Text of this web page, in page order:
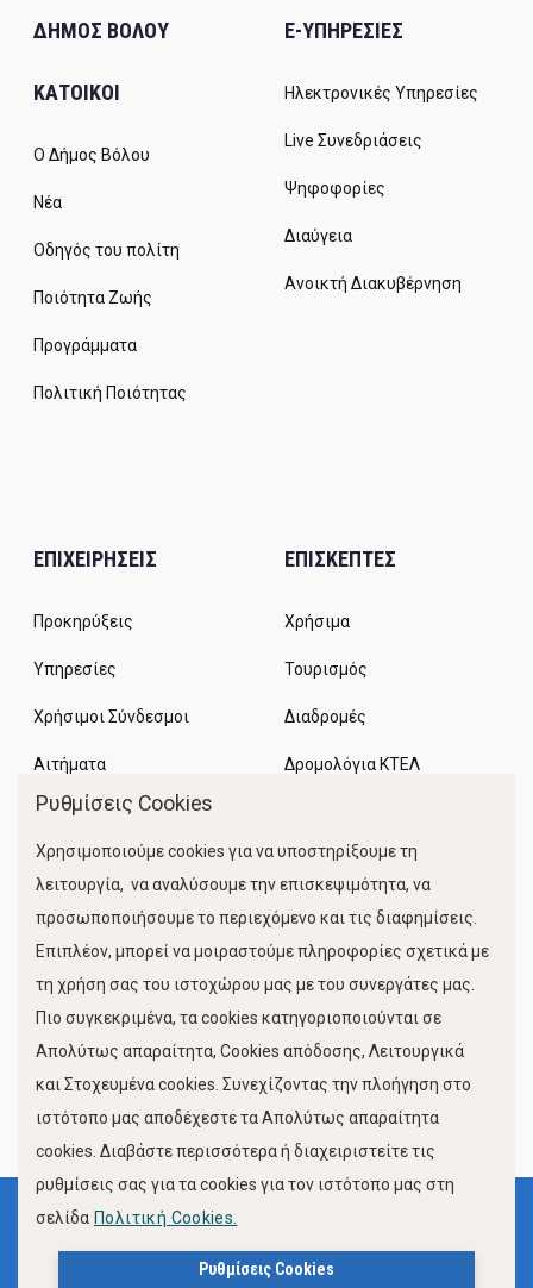
ΔΗΜΟΣ ΒΟΛΟΥ
ΚΑΤΟΙΚΟΙ
Ο Δήμος Βόλου
Νέα
Οδηγός του πολίτη
Ποιότητα Ζωής
Προγράμματα
Πολιτική Ποιότητας
E-ΥΠΗΡΕΣΙΕΣ
Ηλεκτρονικές Υπηρεσίες
Live Συνεδριάσεις
Ψηφοφορίες
Διαύγεια
Ανοικτή Διακυβέρνηση
ΕΠΙΧΕΙΡΗΣΕΙΣ
Προκηρύξεις
Υπηρεσίες
Χρήσιμοι Σύνδεσμοι
Αιτήματα
ΕΠΙΣΚΕΠΤΕΣ
Χρήσιμα
Τουρισμός
Διαδρομές
Δρομολόγια ΚΤΕΛ
Κίνηση Λιμένος
FOLLOW US
Όροι Χρήσης
Πολιτική Προστασίας Προσωπικών Δεδομένων
Ρυθμίσεις Cookies
Χρησιμοποιούμε cookies για να υποστηρίξουμε τη
λειτουργία, να αναλύσουμε την επισκεψιμότητα, να
προσωποποιήσουμε το περιεχόμενο και τις διαφημίσεις.
Επιπλέον, μπορεί να μοιραστούμε πληροφορίες σχετικά με
τη χρήση σας του ιστοχώρου μας με του συνεργάτες μας.
Πιο συγκεκριμένα, τα cookies κατηγοριοποιούνται σε
Απολύτως απαραίτητα, Cookies απόδοσης, Λειτουργικά
και Στοχευμένα cookies. Συνεχίζοντας την πλοήγηση στο
ιστότοπο μας αποδέχεστε τα Απολύτως απαραίτητα
cookies. Διαβάστε περισσότερα ή διαχειριστείτε τις
ρυθμίσεις σας για τα cookies για τον ιστότοπο μας στη
σελίδα Πολιτική Cookies.
Ρυθμίσεις Cookies